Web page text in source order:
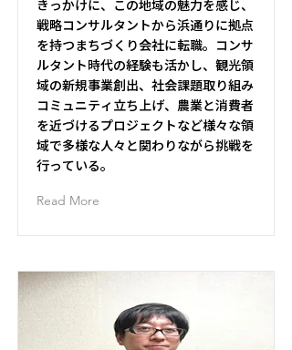
きっかけに、この地域の魅力を感じ、
戦略コンサルタントから浜通りに拠点
を持つまちづくり会社に転職。コンサ
ルタント時代の経験も活かし、観光領
域の新規事業創出、社会課題取り組み
コミュニティ立ち上げ、農業と消費者
を近づけるプロジェクトなど様々な領
域で多様な人々と関わりながら挑戦を
行っている。
Read More